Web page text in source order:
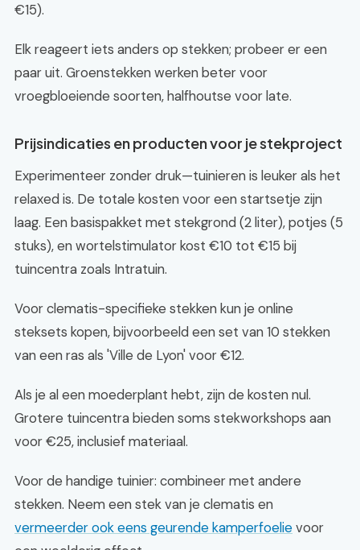
€15).
Elk reageert iets anders op stekken; probeer er een
paar uit. Groenstekken werken beter voor
vroegbloeiende soorten, halfhoutse voor late.
Prijsindicaties en producten voor je stekproject
Experimenteer zonder druk—tuinieren is leuker als het
relaxed is. De totale kosten voor een startsetje zijn
laag. Een basispakket met stekgrond (2 liter), potjes (5
stuks), en wortelstimulator kost €10 tot €15 bij
tuincentra zoals Intratuin.
Voor clematis-specifieke stekken kun je online
steksets kopen, bijvoorbeeld een set van 10 stekken
van een ras als 'Ville de Lyon' voor €12.
Als je al een moederplant hebt, zijn de kosten nul.
Grotere tuincentra bieden soms stekworkshops aan
voor €25, inclusief materiaal.
Voor de handige tuinier: combineer met andere
stekken. Neem een stek van je clematis en
vermeerder ook eens geurende kamperfoelievoor